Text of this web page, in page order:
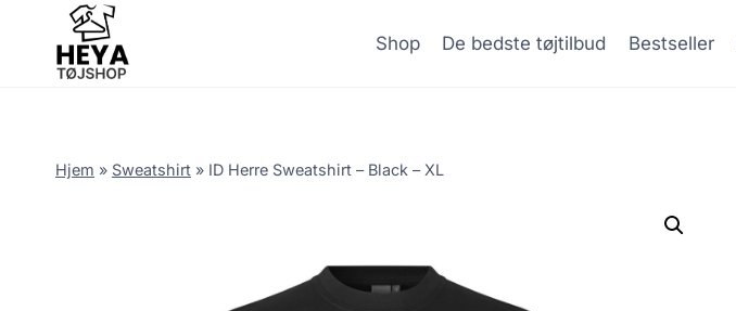
content
Shop De bedste tøjtilbud Bestseller
Hjem » Sweatshirt » ID Herre Sweatshirt – Black – XL